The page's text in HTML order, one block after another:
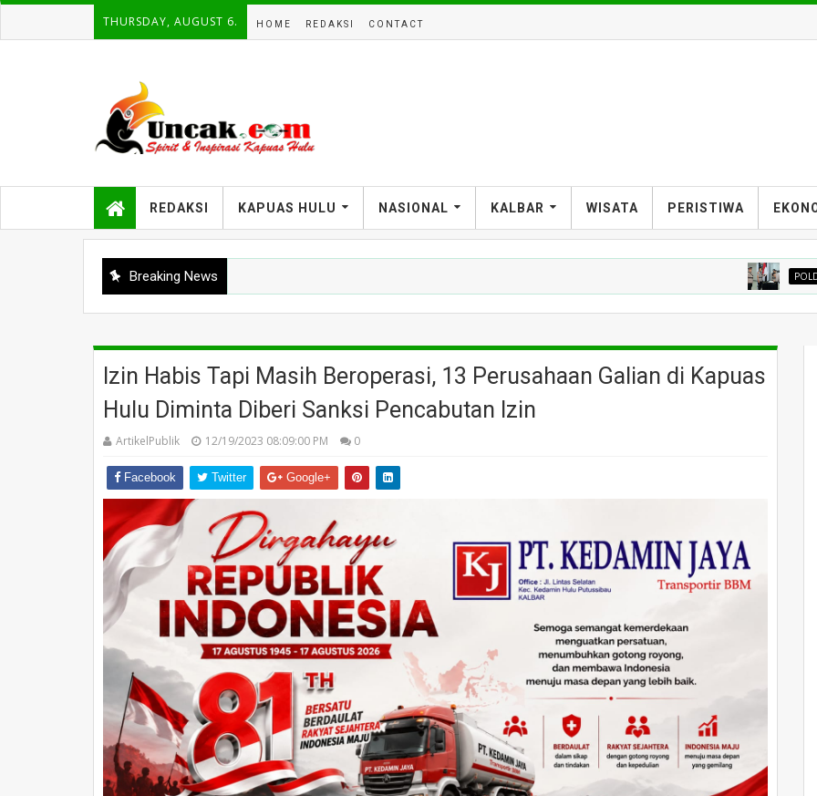
THURSDAY, AUGUST 6. HOME REDAKSI CONTACT
REDAKSI KAPUAS HULU NASIONAL KALBAR WISATA PERISTIWA
Breaking News POLDA KALBAR
POPDA Kapuas Hulu Ikuti Pembukaan POPDA Kalbar 2026 di Pontianak
Izin Habis Tapi Masih Beroperasi, 13 Perusahaan Galian di Kapuas
Hulu Diminta Diberi Sanksi Pencabutan Izin
ArtikelPublik 12/19/2023 08:09:00 PM 0
Facebook Twitter Google+